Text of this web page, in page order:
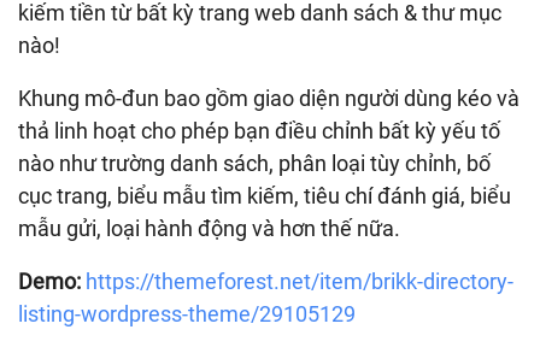
kiếm tiền từ bất kỳ trang web danh sách & thư mục
nào!
Khung mô-đun bao gồm giao diện người dùng kéo và
thả linh hoạt cho phép bạn điều chỉnh bất kỳ yếu tố
nào như trường danh sách, phân loại tùy chỉnh, bố
cục trang, biểu mẫu tìm kiếm, tiêu chí đánh giá, biểu
mẫu gửi, loại hành động và hơn thế nữa.
Demo: https://themeforest.net/item/brikk-directory-
listing-wordpress-theme/29105129